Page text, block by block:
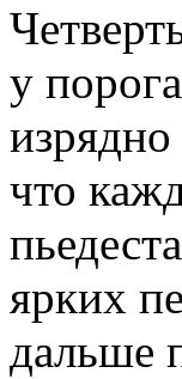
у
что
ярких
дальше